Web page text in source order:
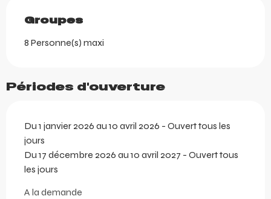
Groupes
Groupes
8 Personne(s) maxi
Périodes d'ouverture
Du 1 janvier 2026 au 10 avril 2026 - Ouvert tous les
jours
Du 17 décembre 2026 au 10 avril 2027 - Ouvert tous
les jours
A la demande